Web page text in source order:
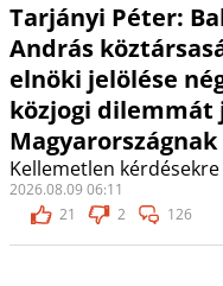
Tarjányi Péter:
András
elnöki jelölése
közjogi dilemmát
Magyarországnak
Kellemetlen
2026.08.09 06:11
21
2 126